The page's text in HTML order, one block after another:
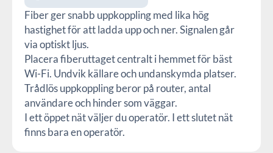
Fiber ger snabb uppkoppling med lika hög
hastighet för att ladda upp och ner. Signalen går
via optiskt ljus.
Placera fiberuttaget centralt i hemmet för bäst
Wi-Fi. Undvik källare och undanskymda platser.
Trådlös uppkoppling beror på router, antal
användare och hinder som väggar.
I ett öppet nät väljer du operatör. I ett slutet nät
finns bara en operatör.